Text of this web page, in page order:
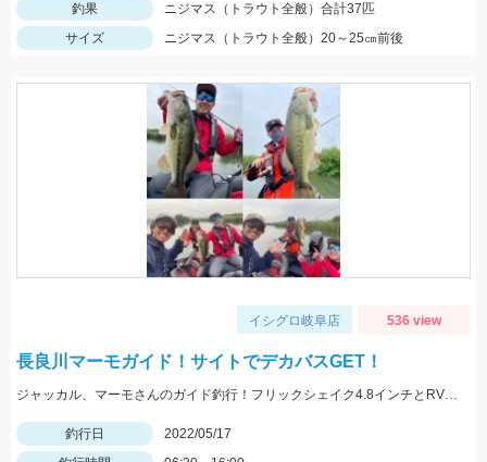
釣果
ニジマス（トラウト全般）合計37匹
サイズ
ニジマス（トラウト全般）20～25㎝前後
イシグロ岐阜店 536 view
長良川マーモガイド！サイトでデカバスGET！
ジャッカル、マーモさんのガイド釣行！フリックシェイク4.8インチとRVドリフトフライ3インチで釣れました！
釣行日
2022/05/17